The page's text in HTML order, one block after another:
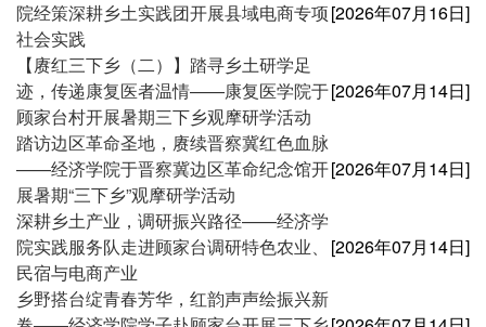
院经策深耕乡土实践团开展县域电商专项
社会实践
[2026年07月16日]
【赓红三下乡（二）】踏寻乡土研学足
迹，传递康复医者温情——康复医学院于
顾家台村开展暑期三下乡观摩研学活动
[2026年07月14日]
踏访边区革命圣地，赓续晋察冀红色血脉
——经济学院于晋察冀边区革命纪念馆开
展暑期“三下乡”观摩研学活动
[2026年07月14日]
深耕乡土产业，调研振兴路径——经济学
院实践服务队走进顾家台调研特色农业、
民宿与电商产业
[2026年07月14日]
乡野搭台绽青春芳华，红韵声声绘振兴新